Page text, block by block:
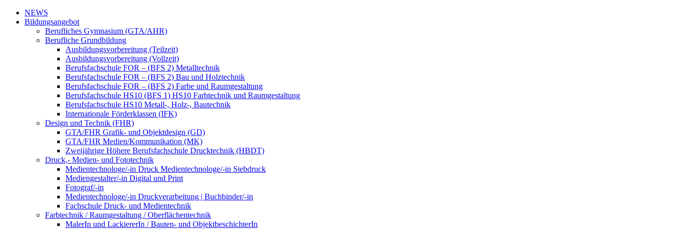
NEWS
Bildungsangebot
Berufliches Gymnasium (GTA/AHR)
Berufliche Grundbildung
Ausbildungsvorbereitung (Teilzeit)
Ausbildungsvorbereitung (Vollzeit)
Berufsfachschule FOR – (BFS 2) Metalltechnik
Berufsfachschule FOR – (BFS 2) Bau und Holztechnik
Berufsfachschule FOR – (BFS 2) Farbe und Raumgestaltung
Berufsfachschule HS10 (BFS 1) HS10 Farbtechnik und Raumgestaltung
Berufsfachschule HS10 Metall-, Holz-, Bautechnik
Internationale Förderklassen (IFK)
Design und Technik (FHR)
GTA/FHR Grafik- und Objektdesign (GD)
GTA/FHR Medien/Kommunikation (MK)
Zweijährige Höhere Berufsfachschule Drucktechnik (HBDT)
Druck,- Medien- und Fototechnik
Medientechnologe/-in Druck Medientechnologe/-in Siebdruck
Mediengestalter/-in Digital und Print
Fotograf/-in
Medientechnologe/-in Druckverarbeitung | Buchbinder/-in
Fachschule Druck- und Medientechnik
Farbtechnik / Raumgestaltung / Oberflächentechnik
MalerIn und LackiererIn / Bauten- und ObjektbeschichterIn